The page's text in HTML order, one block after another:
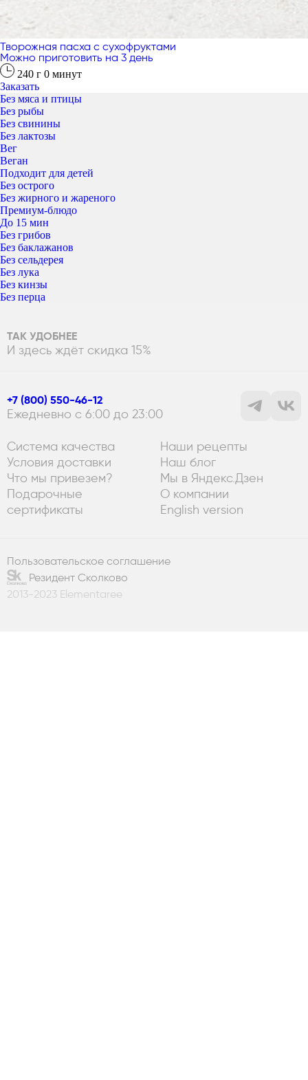
Творожная пасха с сухофруктами
Можно приготовить на 3 день
240 г 0 минут
Заказать
Без мяса и птицы
Без рыбы
Без свинины
Без лактозы
Вег
Веган
Подходит для детей
Без острого
Без жирного и жареного
Премиум-блюдо
До 15 мин
Без грибов
Без баклажанов
Без сельдерея
Без лука
Без кинзы
Без перца
ТАК УДОБНЕЕ
И здесь ждёт скидка 15%
+7 (800) 550-46-12
Ежедневно с 6:00 до 23:00
Система качества
Условия доставки
Что мы привезем?
Подарочные
сертификаты
Наши рецепты
Наш блог
Мы в Яндекс.Дзен
О компании
English version
Пользовательское соглашение
Резидент Сколково
2013-2023 Elementaree